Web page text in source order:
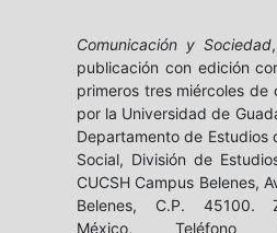
Comunicación y Sociedad
publicación con edición
primeros tres miércoles de
por la Universidad de
Departamento de Estudios
Social, División de
CUCSH Campus Belenes,
Belenes, C.P. 45100.
México, Teléfono